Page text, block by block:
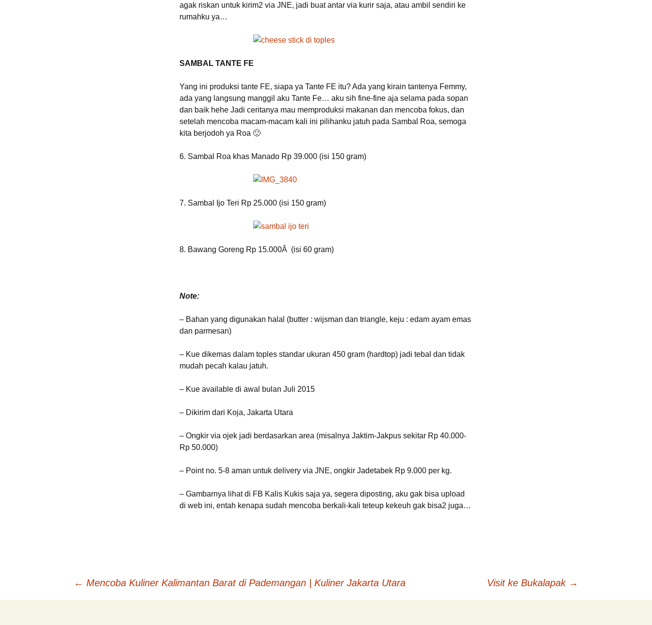
agak riskan untuk kirim2 via JNE, jadi buat antar via kurir saja, atau ambil sendiri ke
rumahku ya…
SAMBAL TANTE FE
Yang ini produksi tante FE, siapa ya Tante FE itu? Ada yang kirain tantenya Femmy,
ada yang langsung manggil aku Tante Fe… aku sih fine-fine aja selama pada sopan
dan baik hehe Jadi ceritanya mau memproduksi makanan dan mencoba fokus, dan
setelah mencoba macam-macam kali ini pilihanku jatuh pada Sambal Roa, semoga
kita berjodoh ya Roa 🙂
6. Sambal Roa khas Manado Rp 39.000 (isi 150 gram)
7. Sambal Ijo Teri Rp 25.000 (isi 150 gram)
8. Bawang Goreng Rp 15.000Â (isi 60 gram)
Note:
– Bahan yang digunakan halal (butter : wijsman dan triangle, keju : edam ayam emas
dan parmesan)
– Kue dikemas dalam toples standar ukuran 450 gram (hardtop) jadi tebal dan tidak
mudah pecah kalau jatuh.
– Kue available di awal bulan Juli 2015
– Dikirim dari Koja, Jakarta Utara
– Ongkir via ojek jadi berdasarkan area (misalnya Jaktim-Jakpus sekitar Rp 40.000-
Rp 50.000)
– Point no. 5-8 aman untuk delivery via JNE, ongkir Jadetabek Rp 9.000 per kg.
– Gambarnya lihat di FB Kalis Kukis saja ya, segera diposting, aku gak bisa upload
di web ini, entah kenapa sudah mencoba berkali-kali teteup kekeuh gak bisa2 juga…
← Mencoba Kuliner Kalimantan Barat di Pademangan | Kuliner Jakarta Utara Visit ke Bukalapak →